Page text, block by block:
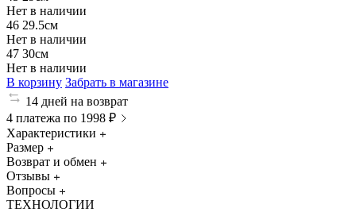
Нет в наличии
46 29.5см
Нет в наличии
47 30см
Нет в наличии
В корзину Забрать в магазине
14 дней на возврат
4 платежа по 1998 ₽
Характеристики
Размер
Возврат и обмен
Отзывы
Вопросы
ТЕХНОЛОГИИ